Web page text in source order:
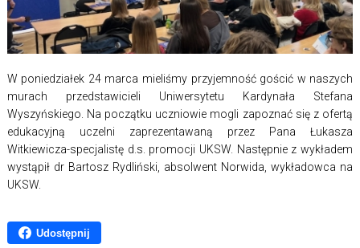
W poniedziałek 24 marca mieliśmy przyjemność gościć w naszych
murach przedstawicieli Uniwersytetu Kardynała Stefana
Wyszyńskiego. Na początku uczniowie mogli zapoznać się z ofertą
edukacyjną uczelni zaprezentawaną przez Pana Łukasza
Witkiewicza-specjalistę d.s. promocji UKSW. Następnie z wykładem
wystąpił dr Bartosz Rydliński, absolwent Norwida, wykładowca na
UKSW.
Udostępnij